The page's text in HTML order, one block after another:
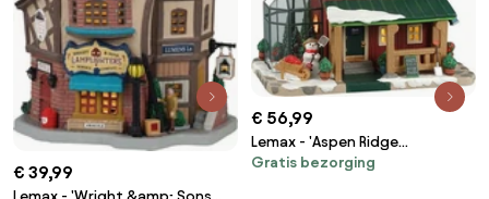
€ 39,99
€ 56,99
Lemax - 'Aspen Ridge
Landscaping &amp; Nursery' -
Gratis bezorging